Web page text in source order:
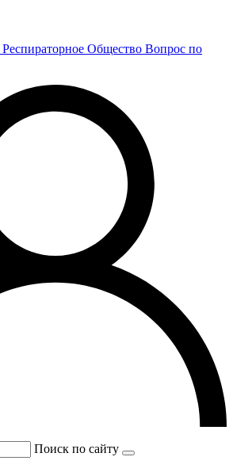
Респираторное Общество Вопрос по
Поиск по сайту